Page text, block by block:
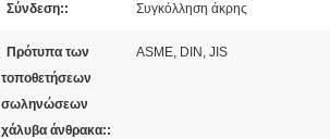
Σύνδεση:: Συγκόλληση άκρης
Πρότυπα των
τοποθετήσεων
σωληνώσεων
χάλυβα άνθρακα::
ASME, DIN, JIS